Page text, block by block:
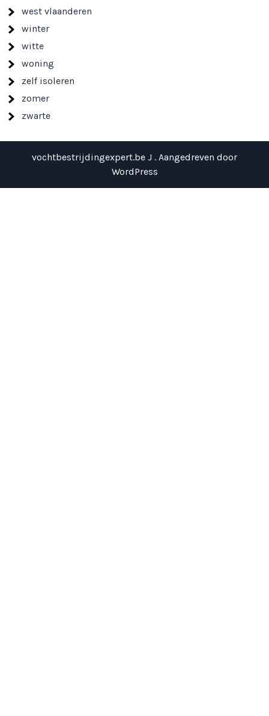
west vlaanderen
winter
witte
woning
zelf isoleren
zomer
zwarte
vochtbestrijdingexpert.be J . Aangedreven door
WordPress